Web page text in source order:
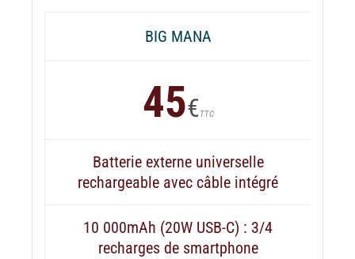
BIG MANA
45€ TTC
Batterie externe universelle
rechargeable avec câble intégré
10 000mAh (20W USB-C) : 3/4
recharges de smartphone